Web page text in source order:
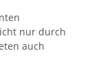
nur durch
auch